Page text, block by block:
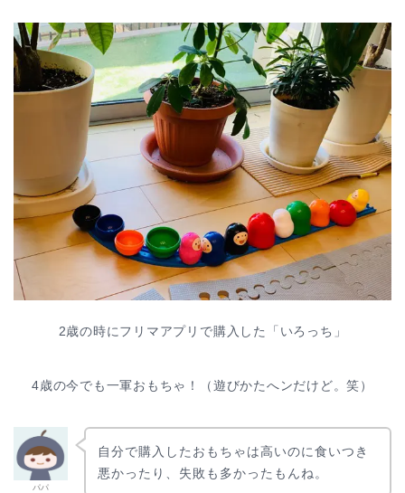
2歳の時にフリマアプリで購入した「いろっち」
4歳の今でも一軍おもちゃ！（遊びかたへンだけど。笑）
パパ
自分で購入したおもちゃは高いのに食いつき
悪かったり、失敗も多かったもんね。